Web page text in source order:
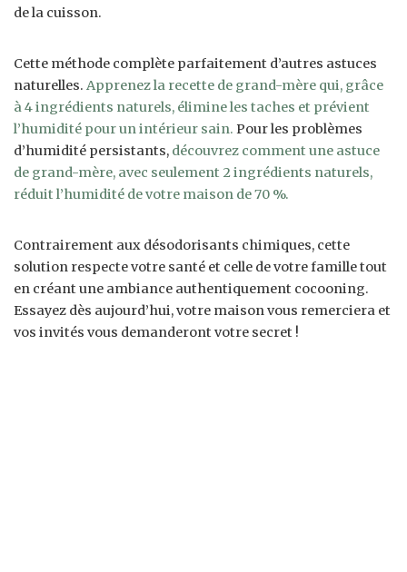
de la cuisson.
Cette méthode complète parfaitement d’autres astuces
naturelles. Apprenez la recette de grand-mère qui, grâce
à 4 ingrédients naturels, élimine les taches et prévient
l’humidité pour un intérieur sain. Pour les problèmes
d’humidité persistants, découvrez comment une astuce
de grand-mère, avec seulement 2 ingrédients naturels,
réduit l’humidité de votre maison de 70 %.
Contrairement aux désodorisants chimiques, cette
solution respecte votre santé et celle de votre famille tout
en créant une ambiance authentiquement cocooning.
Essayez dès aujourd’hui, votre maison vous remerciera et
vos invités vous demanderont votre secret !